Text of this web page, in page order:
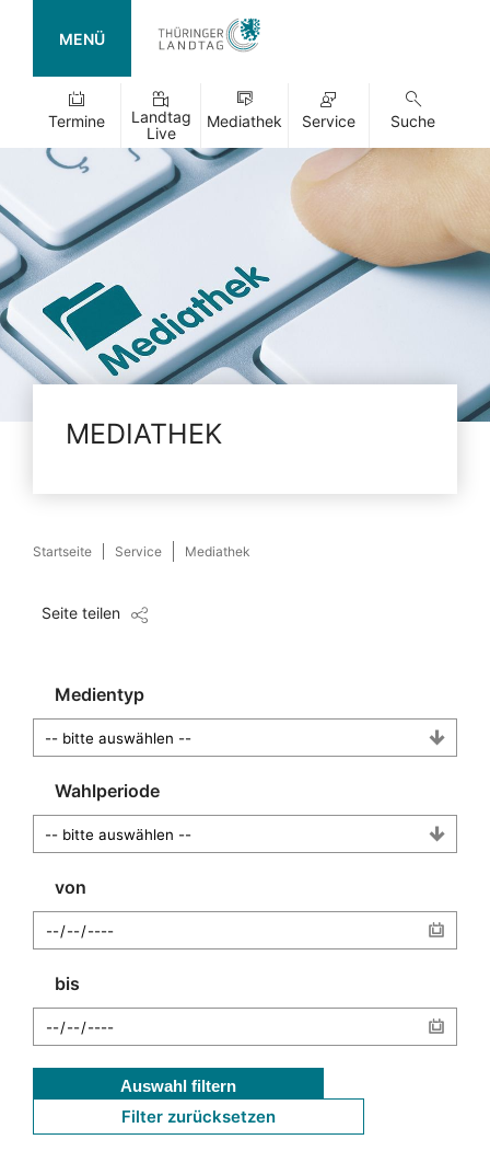
MENÜ
Termine
Landtag
Live
Mediathek Service Suche
MEDIATHEK
Startseite Service Mediathek
Seite teilen
Medientyp
Wahlperiode
von
bis
Auswahl filtern
Filter zurücksetzen